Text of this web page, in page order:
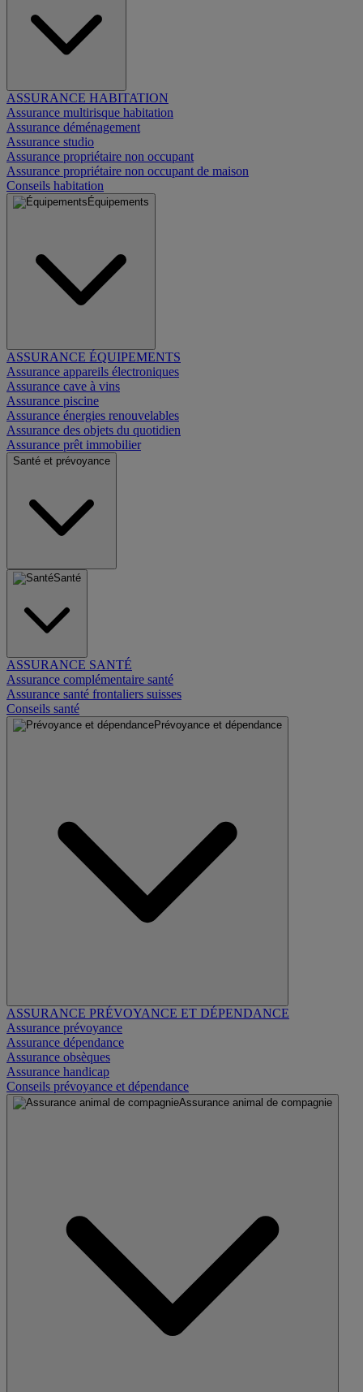
ASSURANCE HABITATION
Assurance multirisque habitation
Assurance déménagement
Assurance studio
Assurance propriétaire non occupant
Assurance propriétaire non occupant de maison
Conseils habitation
Équipements
ASSURANCE ÉQUIPEMENTS
Assurance appareils électroniques
Assurance cave à vins
Assurance piscine
Assurance énergies renouvelables
Assurance des objets du quotidien
Assurance prêt immobilier
Santé et prévoyance
Santé
ASSURANCE SANTÉ
Assurance complémentaire santé
Assurance santé frontaliers suisses
Conseils santé
Prévoyance et dépendance
ASSURANCE PRÉVOYANCE ET DÉPENDANCE
Assurance prévoyance
Assurance dépendance
Assurance obsèques
Assurance handicap
Conseils prévoyance et dépendance
Assurance animal de compagnie